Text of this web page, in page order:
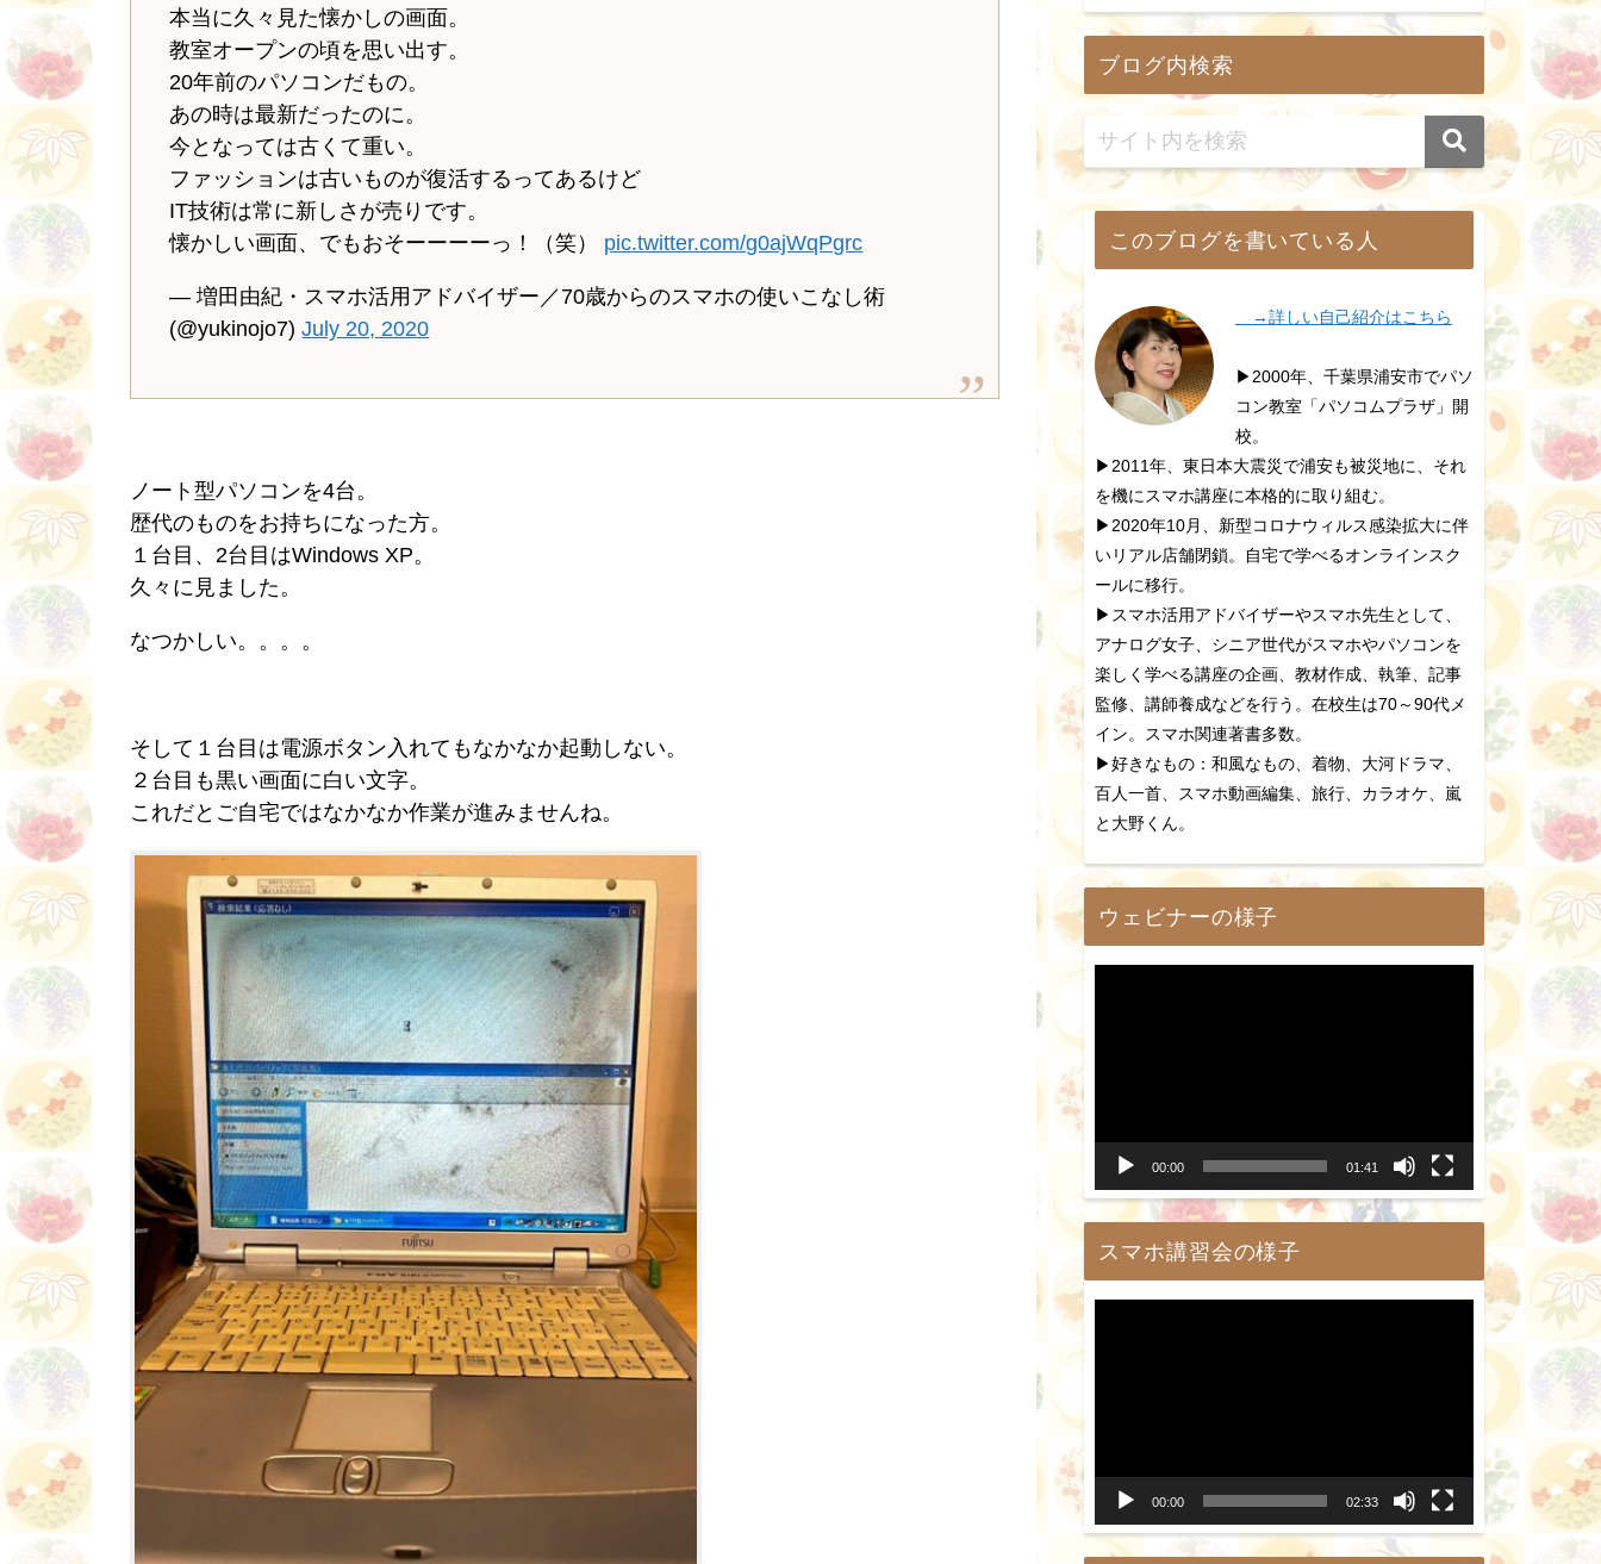
本当に久々見た懐かしの画面。
教室オープンの頃を思い出す。
20年前のパソコンだもの。
あの時は最新だったのに。
今となっては古くて重い。
ファッションは古いものが復活するってあるけど
IT技術は常に新しさが売りです。
懐かしい画面、でもおそーーーーっ！（笑） pic.twitter.com/g0ajWqPgrc
— 増田由紀・スマホ活用アドバイザー／70歳からのスマホの使いこなし術
(@yukinojo7)July 20, 2020
ノート型パソコンを4台。
歴代のものをお持ちになった方。
１台目、2台目はWindows XP。
久々に見ました。
なつかしい。。。。
そして１台目は電源ボタン入れてもなかなか起動しない。
２台目も黒い画面に白い文字。
これだとご自宅ではなかなか作業が進みませんね。
ブログ内検索
このブログを書いている人
→詳しい自己紹介はこちら
▶2000年、千葉県浦安市でパソ
コン教室「パソコムプラザ」開
校。
▶2011年、東日本大震災で浦安も被災地に、それ
を機にスマホ講座に本格的に取り組む。
▶2020年10月、新型コロナウィルス感染拡大に伴
いリアル店舗閉鎖。自宅で学べるオンラインスク
ールに移行。
▶スマホ活用アドバイザーやスマホ先生として、
アナログ女子、シニア世代がスマホやパソコンを
楽しく学べる講座の企画、教材作成、執筆、記事
監修、講師養成などを行う。在校生は70～90代メ
イン。スマホ関連著書多数。
▶好きなもの：和風なもの、着物、大河ドラマ、
百人一首、スマホ動画編集、旅行、カラオケ、嵐
と大野くん。
ウェビナーの様子
00:00 01:41
スマホ講習会の様子
00:00 02:33